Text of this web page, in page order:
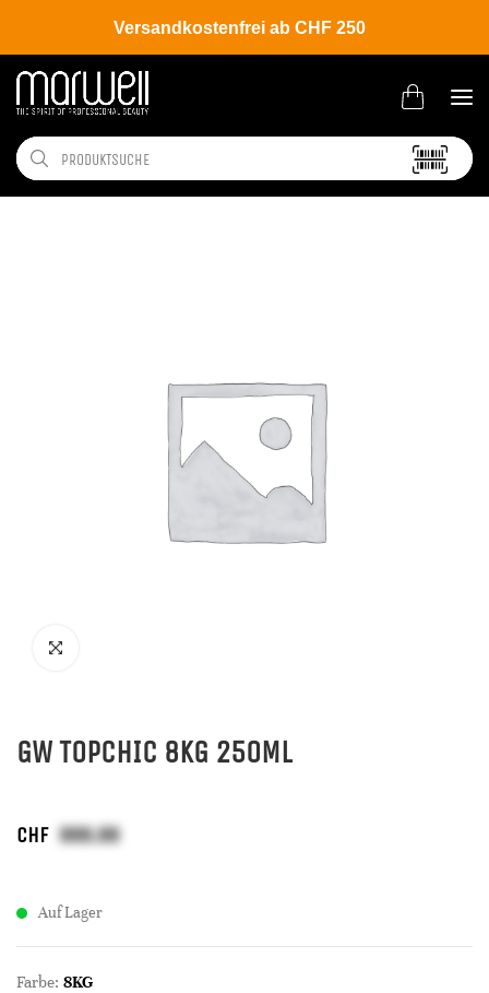
Versandkostenfrei ab CHF 250
Shop Hair Coloration Permanente Haarfarbe
GW TOPCHIC 8KG 250ML
CHF
Auf Lager
Farbe: 8KG